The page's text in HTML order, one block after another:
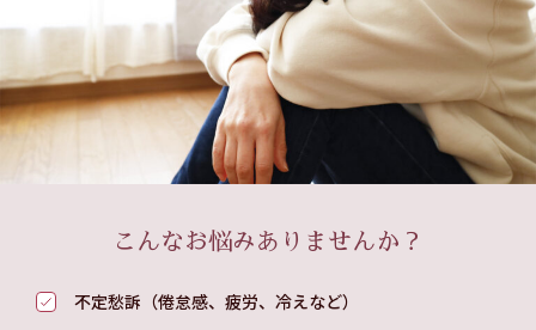
こんなお悩みありませんか？
不定愁訴（倦怠感、疲労、冷えなど）